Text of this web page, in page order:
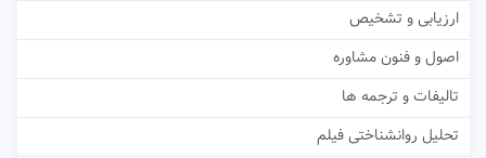
ارزیابی و تشخیص
اصول و فنون مشاوره
تالیفات و ترجمه ها
تحلیل روانشناختی فیلم